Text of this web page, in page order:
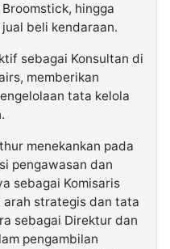
hingga
beli kendaraan.
sebagai Konsultan di
memberikan
tata kelola
menekankan pada
pengawasan dan
sebagai Komisaris
arah strategis dan tata
sebagai Direktur dan
pengambilan